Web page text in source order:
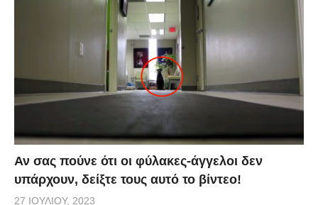
Αν σας πούνε ότι οι φύλακες-άγγελοι δεν
υπάρχουν, δείξτε τους αυτό το βίντεο!
27 ΙΟΥΛΊΟΥ, 2023